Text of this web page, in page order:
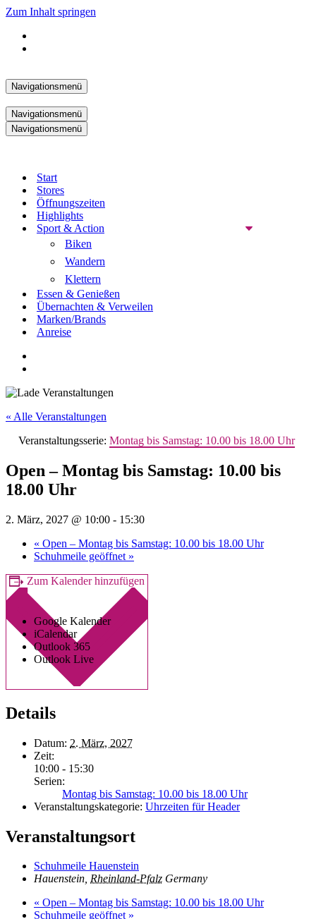
Zum Inhalt springen
Navigationsmenü
Navigationsmenü
Navigationsmenü
Start
Stores
Öffnungszeiten
Highlights
Sport & Action
Biken
Wandern
Klettern
Essen & Genießen
Übernachten & Verweilen
Marken/Brands
Anreise
« Alle Veranstaltungen
Veranstaltungsserie: Montag bis Samstag: 10.00 bis 18.00 Uhr
Open – Montag bis Samstag: 10.00 bis
18.00 Uhr
2. März, 2027 @ 10:00 - 15:30
« Open – Montag bis Samstag: 10.00 bis 18.00 Uhr
Schuhmeile geöffnet »
Zum Kalender hinzufügen
Google Kalender
iCalendar
Outlook 365
Outlook Live
Details
Datum: 2. März, 2027
Zeit:
10:00 - 15:30
Serien:
Montag bis Samstag: 10.00 bis 18.00 Uhr
Veranstaltungskategorie: Uhrzeiten für Header
Veranstaltungsort
Schuhmeile Hauenstein
Hauenstein, Rheinland-Pfalz Germany
« Open – Montag bis Samstag: 10.00 bis 18.00 Uhr
Schuhmeile geöffnet »